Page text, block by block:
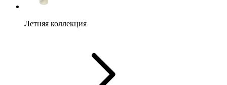
Летняя коллекция